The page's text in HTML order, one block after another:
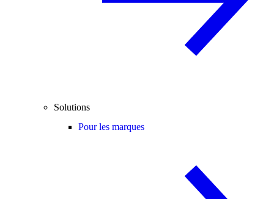
Solutions
Pour les marques